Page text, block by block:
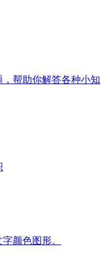
帮助你解答各种小知
颜色图形。